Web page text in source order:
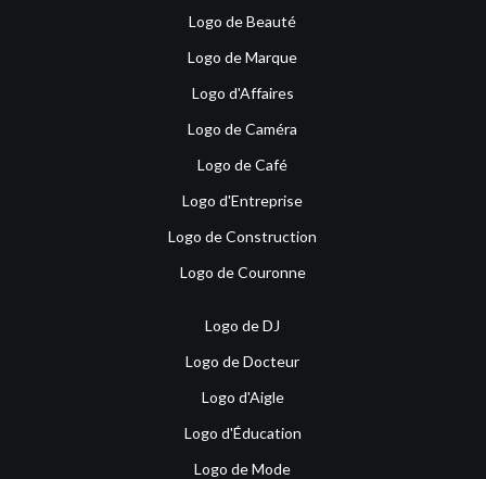
Logo de Beauté
Logo de Marque
Logo d'Affaires
Logo de Caméra
Logo de Café
Logo d'Entreprise
Logo de Construction
Logo de Couronne
Logo de DJ
Logo de Docteur
Logo d'Aigle
Logo d'Éducation
Logo de Mode